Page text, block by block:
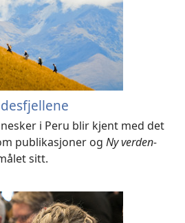
i Peru blir kjent med det
publikasjoner og Ny verden-
sitt.